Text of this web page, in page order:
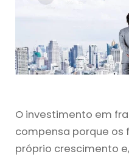
O investimento em
compensa porque os
próprio crescimento